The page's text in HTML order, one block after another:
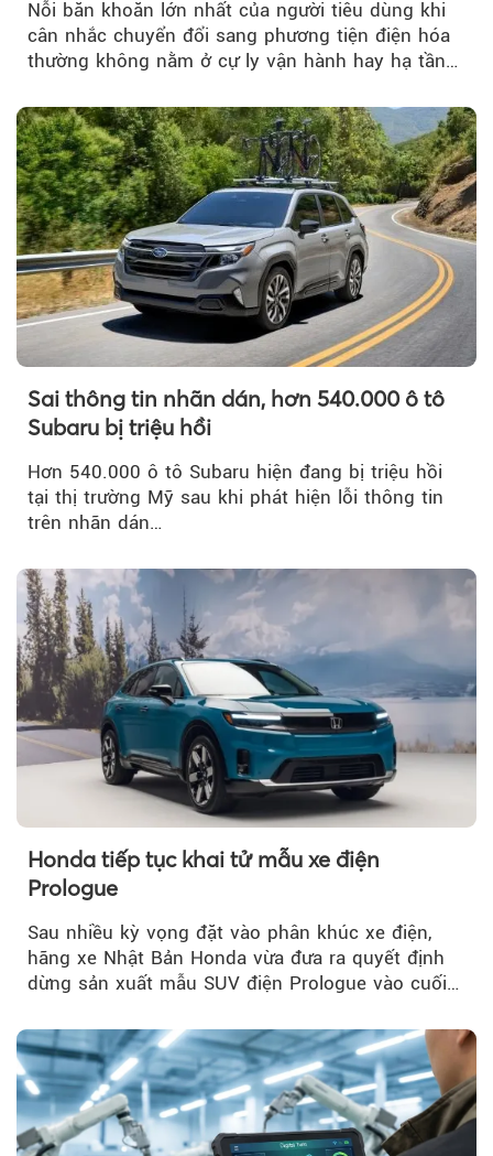
Nỗi băn khoăn lớn nhất của người tiêu dùng khi
cân nhắc chuyển đổi sang phương tiện điện hóa
thường không nằm ở cự ly vận hành hay hạ tầng
Sai thông tin nhãn dán, hơn 540.000 ô tô
Subaru bị triệu hồi
Hơn 540.000 ô tô Subaru hiện đang bị triệu hồi
tại thị trường Mỹ sau khi phát hiện lỗi thông tin
trên nhãn dán…
Honda tiếp tục khai tử mẫu xe điện
Prologue
Sau nhiều kỳ vọng đặt vào phân khúc xe điện,
hãng xe Nhật Bản Honda vừa đưa ra quyết định
dừng sản xuất mẫu SUV điện Prologue vào cuối